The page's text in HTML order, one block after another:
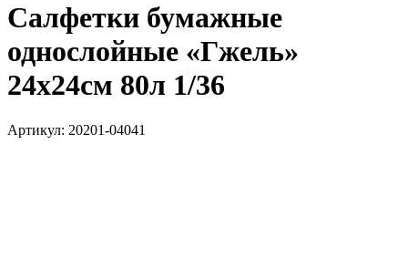
Салфетки бумажные
однослойные «Гжель»
24х24см 80л 1/36
Артикул: 20201-04041